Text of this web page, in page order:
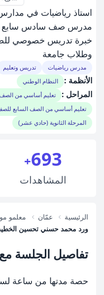
استاذ رياضيات في مدارس
مدرس صف سادس سابع
خبرة تدريس خصوصي
وطلاب جامعة
مدرس رياضيات تدريس وتعليم
الأنظمة : النظام الوطني
المراحل :
تعليم أساسي من
تعليم أساسي من الصف السابع
المرحلة الثانوية (حادي عشر)
693
+
المشاهدات
الرئيسية عمّان معلمو
ورد محمد حسني تحسين
تفاصيل الجلسة
حصة مدتها من ساعة